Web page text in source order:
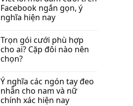
Facebook​ ngắn gọn, ý
nghĩa hiện nay
Trọn gói cưới phù hợp
cho ai? Cặp đôi nào nên
chọn?
Ý nghĩa các ngón tay đeo
nhẫn cho nam và nữ
chính xác hiện nay